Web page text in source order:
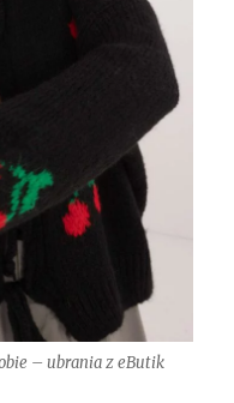
– ubrania z eButik